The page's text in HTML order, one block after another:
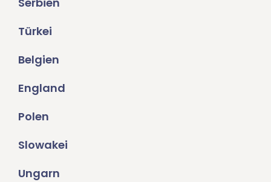
Türkei
Belgien
England
Polen
Slowakei
Ungarn